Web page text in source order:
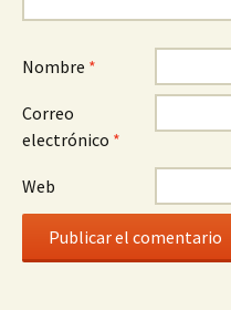
Nombre *
Correo
electrónico *
Web